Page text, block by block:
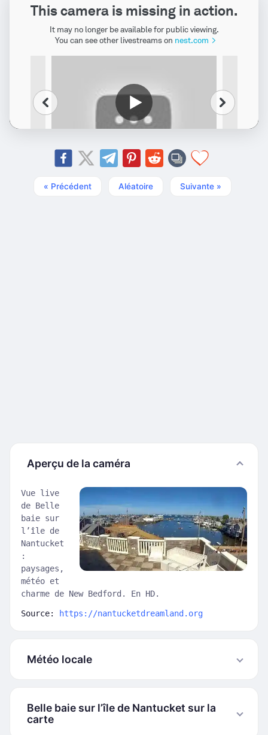
« Précédent Aléatoire Suivante »
Aperçu de la caméra
Vue live
de Belle
baie sur
l’île de
Nantucket
:
paysages,
météo et
charme de New Bedford. En HD.
Source: https://nantucketdreamland.org
Météo locale
Belle baie sur l’île de Nantucket sur la
carte